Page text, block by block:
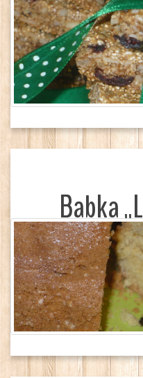
Babka